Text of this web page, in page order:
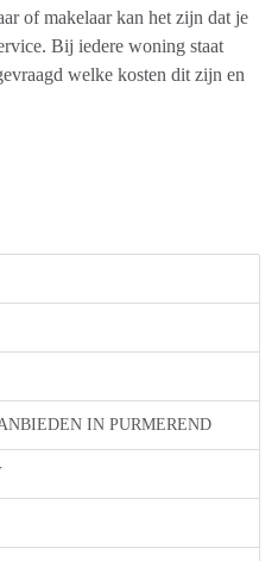
IN PURMEREND
of makelaar kan het zijn dat je
Bij iedere woning staat
welke kosten dit zijn en